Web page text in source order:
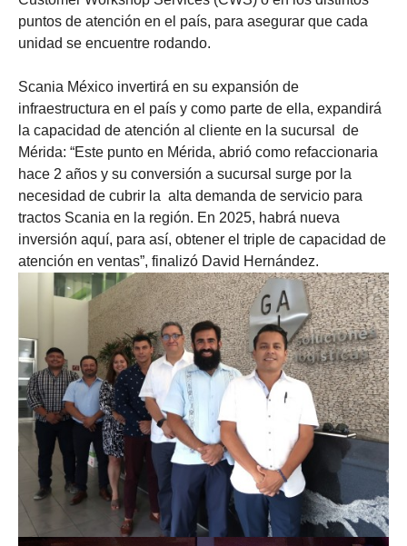
puntos de atención en el país, para asegurar que cada
unidad se encuentre rodando.
Scania México invertirá en su expansión de
infraestructura en el país y como parte de ella, expandirá
la capacidad de atención al cliente en la sucursal de
Mérida: “Este punto en Mérida, abrió como refaccionaria
hace 2 años y su conversión a sucursal surge por la
necesidad de cubrir la alta demanda de servicio para
tractos Scania en la región. En 2025, habrá nueva
inversión aquí, para así, obtener el triple de capacidad de
atención en ventas”, finalizó David Hernández.